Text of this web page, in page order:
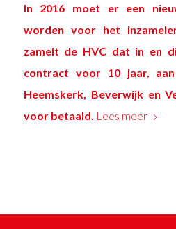
In 2016 moet er een
worden voor het
zamelt de HVC dat in en
contract voor 10 jaar,
Heemskerk, Beverwijk en
voor betaald. Lees meer